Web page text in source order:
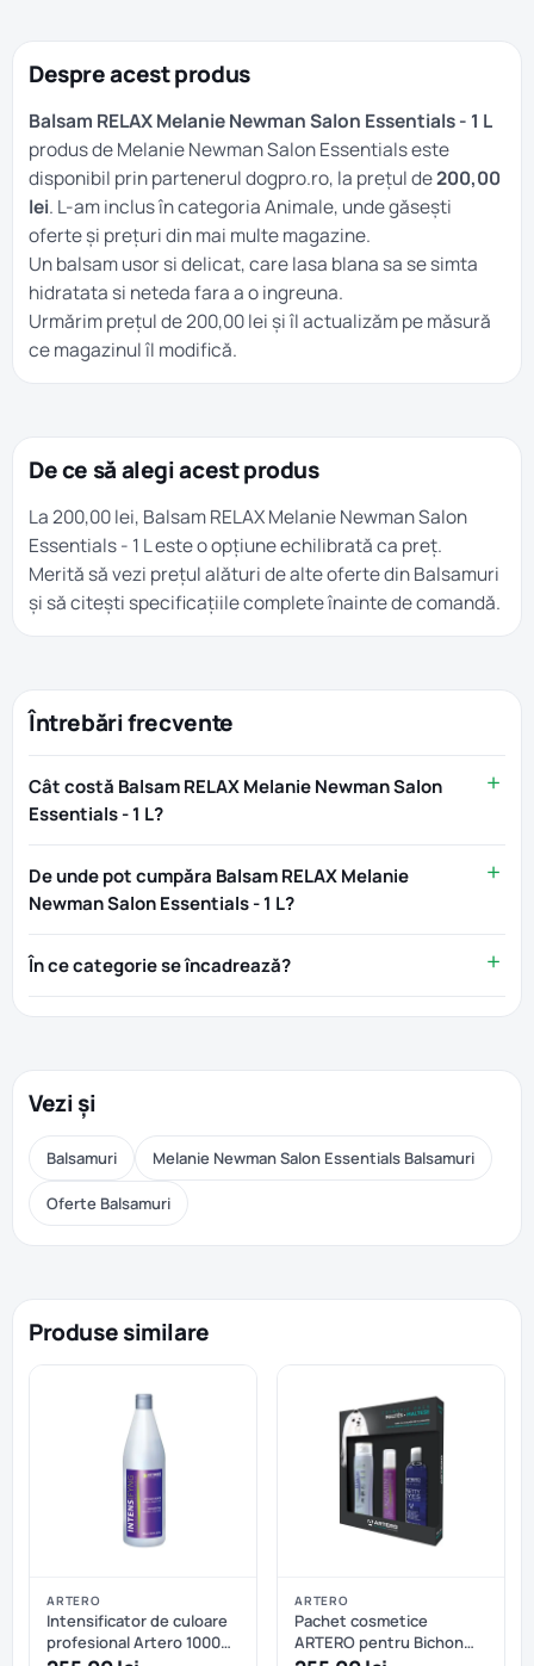
Despre acest produs
Balsam RELAX Melanie Newman Salon Essentials - 1 L
produs de Melanie Newman Salon Essentials este
disponibil prin partenerul dogpro.ro, la prețul de200,00
lei. L-am inclus în categoriaAnimale, unde găsești
oferte și prețuri din mai multe magazine.
Un balsam usor si delicat, care lasa blana sa se simta
hidratata si neteda fara a o ingreuna.
Urmărim prețul de 200,00 lei și îl actualizăm pe măsură
ce magazinul îl modifică.
De ce să alegi acest produs
La 200,00 lei, Balsam RELAX Melanie Newman Salon
Essentials - 1 L este o opțiune echilibrată ca preț.
Merită să vezi prețul alături de alte oferte dinBalsamuri
și să citești specificațiile complete înainte de comandă.
Întrebări frecvente
Cât costă Balsam RELAX Melanie Newman Salon
Essentials - 1 L?
De unde pot cumpăra Balsam RELAX Melanie
Newman Salon Essentials - 1 L?
În ce categorie se încadrează?
Vezi și
Balsamuri Melanie Newman Salon Essentials Balsamuri
Oferte Balsamuri
Produse similare
ARTERO
Intensificator de culoare
profesional Artero 1000
ARTERO
Pachet cosmetice
ARTERO pentru Bichon